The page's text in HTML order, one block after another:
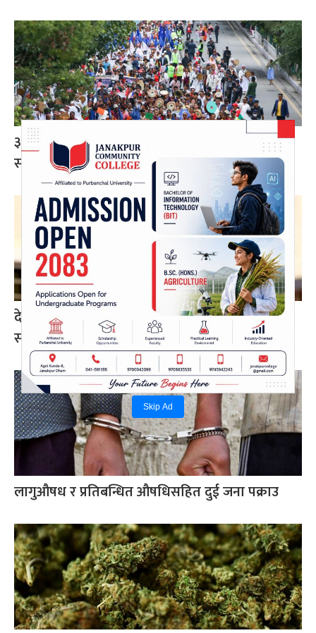
Skip Ad
३२औं विश्व आदिवासी दिवसका अवसरमा काठमाडौंमा
सांस्कृतिक र्‍याली (तस्बिर)
देउवा र खड्काको पुनरावलोकन निवेदनमा सुनुवाइ गर्न
सर्वोच्चको अनुमति
लागुऔषध र प्रतिबन्धित औषधिसहित दुई जना पक्राउ